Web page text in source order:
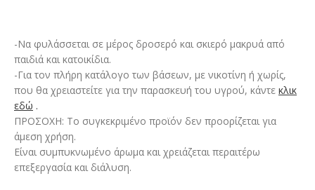
-Να φυλάσσεται σε μέρος δροσερό και σκιερό μακρυά από
παιδιά και κατοικίδια.
-Για τον πλήρη κατάλογο των βάσεων, με νικοτίνη ή χωρίς,
που θα χρειαστείτε για την παρασκευή του υγρού, κάντε κλικ
εδώ .
ΠΡΟΣΟΧΗ: Το συγκεκριμένο προϊόν δεν προορίζεται για
άμεση χρήση.
Είναι συμπυκνωμένο άρωμα και χρειάζεται περαιτέρω
επεξεργασία και διάλυση.